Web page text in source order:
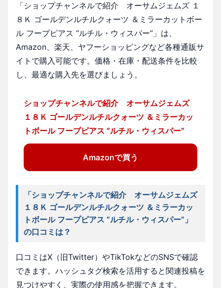
「ショップチャンネルで紹介 オーサムジェムズ １
８Ｋ ゴールデンルチルクォーツ ＆ミラーカットボー
ル フープピアス “ルチル・ウィスパー”」は、
Amazon、楽天、ヤフーショッピングなど各種通販サ
イトで購入可能です。価格・在庫・配送条件を比較
し、最適な購入先を選びましょう。
ショップチャンネルで紹介 オーサムジェムズ
１８Ｋ ゴールデンルチルクォーツ ＆ミラーカッ
トボール フープピアス “ルチル・ウィスパー”
Amazonで買う
「ショップチャンネルで紹介 オーサムジェムズ
１８Ｋ ゴールデンルチルクォーツ ＆ミラーカッ
トボール フープピアス “ルチル・ウィスパー”」
の口コミは？
口コミはX（旧Twitter）やTikTokなどのSNSで確認
できます。ハッシュタグ検索を活用すると関連投稿を
見つけやすく、実際の使用感を把握できます。